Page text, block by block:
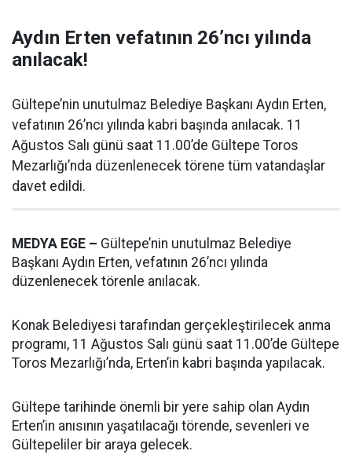
Aydın Erten vefatının 26’ncı yılında
anılacak!
Gültepe’nin unutulmaz Belediye Başkanı Aydın Erten,
vefatının 26’ncı yılında kabri başında anılacak. 11
Ağustos Salı günü saat 11.00’de Gültepe Toros
Mezarlığı’nda düzenlenecek törene tüm vatandaşlar
davet edildi.
MEDYA EGE – Gültepe’nin unutulmaz Belediye
Başkanı Aydın Erten, vefatının 26’ncı yılında
düzenlenecek törenle anılacak.
Konak Belediyesi tarafından gerçekleştirilecek anma
programı, 11 Ağustos Salı günü saat 11.00’de Gültepe
Toros Mezarlığı’nda, Erten’in kabri başında yapılacak.
Gültepe tarihinde önemli bir yere sahip olan Aydın
Erten’in anısının yaşatılacağı törende, sevenleri ve
Gültepeliler bir araya gelecek.